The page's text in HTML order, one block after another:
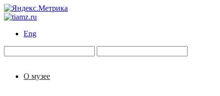
Eng
О музее